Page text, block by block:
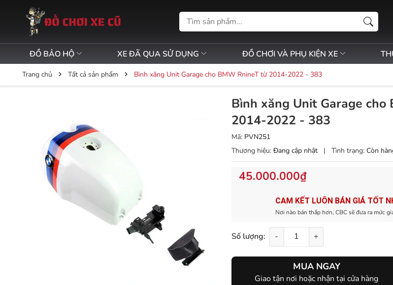
ĐỒ BẢO HỘ XE ĐÃ QUA SỬ DỤNG ĐỒ CHƠI VÀ PHỤ KIỆN XE
Trang chủ Tất cả sản phẩm Bình xăng Unit Garage cho BMW RnineT từ 2014-2022 - 383
Bình xăng Unit Garage cho
2014-2022 - 383
Mã: PVN251
Thương hiệu: Đang cập nhật | Tình trạng: Còn
45.000.000₫
CAM KẾT LUÔN BÁN GIÁ TỐT
Nơi nào bán thấp hơn, CBC sẽ đưa ra mức
Số lượng: - +
MUA NGAY
Giao tận nơi hoặc nhận tại cửa hàng